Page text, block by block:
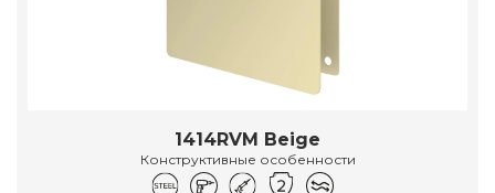
1414RVM Beige
Конструктивные особенности